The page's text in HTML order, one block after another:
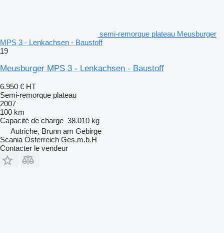
semi-remorque plateau Meusburger
MPS 3 - Lenkachsen - Baustoff
19
Meusburger MPS 3 - Lenkachsen - Baustoff
6.950 € HT
Semi-remorque plateau
2007
100 km
Capacité de charge 38.010 kg
Autriche, Brunn am Gebirge
Scania Österreich Ges.m.b.H
Contacter le vendeur